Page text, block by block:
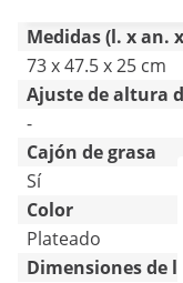
Medidas (l. x an.
73 x 47.5 x 25 cm
Ajuste de altura
-
Cajón de grasa
Sí
Color
Plateado
Dimensiones de